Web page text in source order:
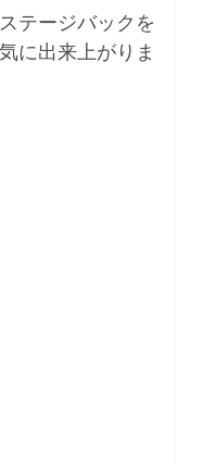
テージバックを
に出来上がりま